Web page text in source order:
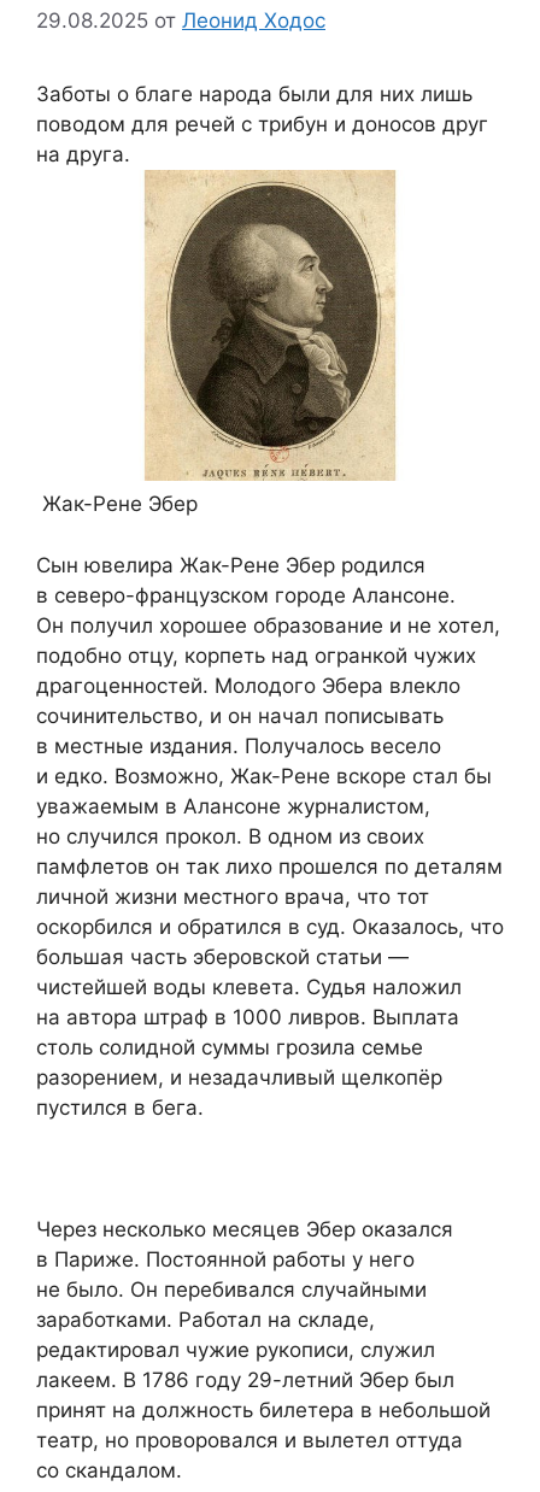
29.08.2025 от Леонид Ходос
Заботы о благе народа были для них лишь
поводом для речей с трибун и доносов друг
на друга.
Жак-Рене Эбер
Сын ювелира Жак-Рене Эбер родился
в северо-французском городе Алансоне.
Он получил хорошее образование и не хотел,
подобно отцу, корпеть над огранкой чужих
драгоценностей. Молодого Эбера влекло
сочинительство, и он начал пописывать
в местные издания. Получалось весело
и едко. Возможно, Жак-Рене вскоре стал бы
уважаемым в Алансоне журналистом,
но случился прокол. В одном из своих
памфлетов он так лихо прошелся по деталям
личной жизни местного врача, что тот
оскорбился и обратился в суд. Оказалось, что
большая часть эберовской статьи —
чистейшей воды клевета. Судья наложил
на автора штраф в 1000 ливров. Выплата
столь солидной суммы грозила семье
разорением, и незадачливый щелкопёр
пустился в бега.
Через несколько месяцев Эбер оказался
в Париже. Постоянной работы у него
не было. Он перебивался случайными
заработками. Работал на складе,
редактировал чужие рукописи, служил
лакеем. В 1786 году 29-летний Эбер был
принят на должность билетера в небольшой
театр, но проворовался и вылетел оттуда
со скандалом.